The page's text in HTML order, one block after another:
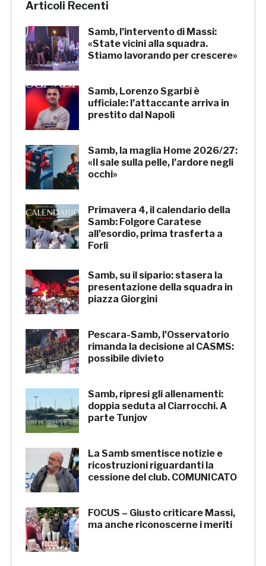
Articoli Recenti
Samb, l’intervento di Massi:
«State vicini alla squadra.
Stiamo lavorando per crescere»
Samb, Lorenzo Sgarbi è
ufficiale: l’attaccante arriva in
prestito dal Napoli
Samb, la maglia Home 2026/27:
«Il sale sulla pelle, l’ardore negli
occhi»
Primavera 4, il calendario della
Samb: Folgore Caratese
all’esordio, prima trasferta a
Forlì
Samb, su il sipario: stasera la
presentazione della squadra in
piazza Giorgini
Pescara-Samb, l’Osservatorio
rimanda la decisione al CASMS:
possibile divieto
Samb, ripresi gli allenamenti:
doppia seduta al Ciarrocchi. A
parte Tunjov
La Samb smentisce notizie e
ricostruzioni riguardanti la
cessione del club. COMUNICATO
FOCUS – Giusto criticare Massi,
ma anche riconoscerne i meriti